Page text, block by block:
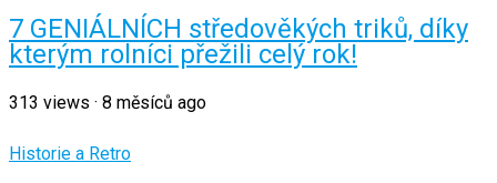
7 GENIÁLNÍCH středověkých triků, díky
kterým rolníci přežili celý rok!
313 views · 8 měsíců ago
Historie a Retro